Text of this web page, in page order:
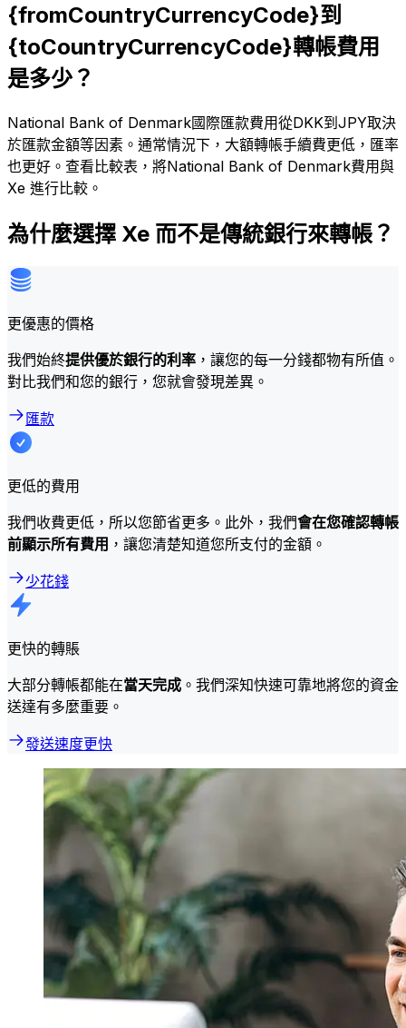
{fromCountryCurrencyCode}到
{toCountryCurrencyCode}轉帳費用
是多少？
National Bank of Denmark國際匯款費用從DKK到JPY取決
於匯款金額等因素。通常情況下，大額轉帳手續費更低，匯率
也更好。查看比較表，將National Bank of Denmark費用與
Xe 進行比較。
為什麼選擇 Xe 而不是傳統銀行來轉帳？
更優惠的價格
我們始終提供優於銀行的利率 ，讓您的每一分錢都物有所值。
對比我們和您的銀行，您就會發現差異。
匯款
更低的費用
我們收費更低，所以您節省更多。此外，我們會在您確認轉帳
前顯示所有費用 ，讓您清楚知道您所支付的金額。
少花錢
更快的轉賬
大部分轉帳都能在當天完成 。我們深知快速可靠地將您的資金
送達有多麼重要。
發送速度更快